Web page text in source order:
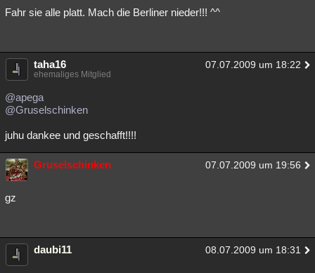
Lesenswert Schlüsselwörter
Fahr sie alle platt. Mach die Berliner nieder!!! ^^
taha16 07.07.2009 um 18:22
ehemaliges Mitglied
@apega
@Gruselschinken
juhu dankee und geschafft!!!!
Gruselschinken 07.07.2009 um 19:56
gz
daubi11 08.07.2009 um 18:31